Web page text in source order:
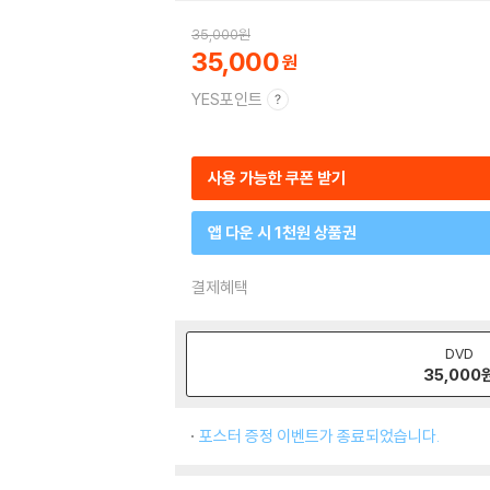
35,000원
35,000
YES포인트
사용 가능한 쿠폰 받기
앱 다운 시 1천원 상품권
결제혜택
DVD
35,000
포스터 증정 이벤트가 종료되었습니다.